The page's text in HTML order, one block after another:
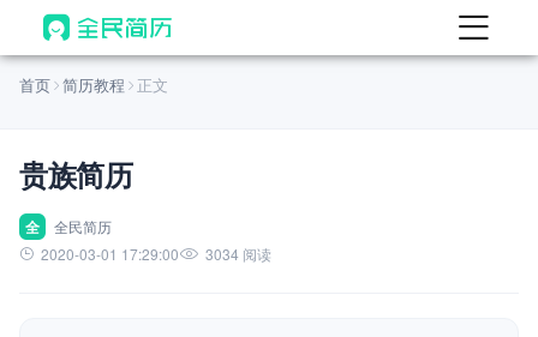
首页
AI 生成简历
AI 优化简历
AI 翻译简历
首页 简历教程 正文
贵族简历
全
全民简历
2020-03-01 17:29:00
3034 阅读